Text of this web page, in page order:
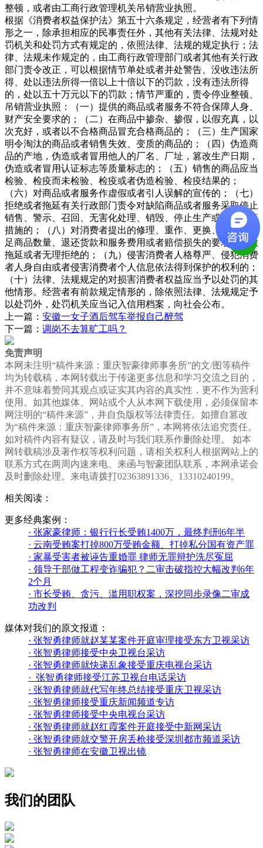
整顿，或者由工商行政管理机关吊销营业执照。
根据《消费者权益保护法》第五十六条规定，经营者有下列情
形之一，除承担相应的民事责任外，其他有关法律、法规对处
罚机关和处罚方式有规定的，依照法律、法规的规定执行；法
律、法规未作规定的，由工商行政管理部门或者其他有关行政
部门责令改正，可以根据情节单处或者并处警告、没收违法所
得、处以违法所得一倍以上十倍以下的罚款，没有违法所得
的，处以五十万元以下的罚款；情节严重的，责令停业整顿、
吊销营业执照：（一）提供的商品或者服务不符合保障人身、
财产安全要求的；（二）在商品中掺杂、掺假，以假充真，以
次充好，或者以不合格商品冒充合格商品的；（三）生产国家
明令淘汰的商品或者销售失效、变质的商品的；（四）伪造商
品的产地，伪造或者冒用他人的厂名、厂址，篡改生产日期，
伪造或者冒用认证标志等质量标志的；（五）销售的商品应当
检验、检疫而未检验、检疫或者伪造检验、检疫结果的；
（六）对商品或者服务作虚假或者引人误解的宣传的；（七）
拒绝或者拖延有关行政部门责令对缺陷商品或者服务采取停止
销售、警示、召回、无害化处理、销毁、停止生产或者服务等
措施的；（八）对消费者提出的修理、重作、更换、退货、补
足商品数量、退还货款和服务费用或者赔偿损失的要求，故意
拖延或者无理拒绝的；（九）侵害消费者人格尊严、侵犯消费
者人身自由或者侵害消费者个人信息依法得到保护的权利的；
（十）法律、法规规定的对损害消费者权益应当予以处罚的其
他情形。经营者有前款规定情形的，除依照法律、法规规定予
以处罚外，处罚机关应当记入信用档案，向社会公布。
上一篇： 安徽一女子酒后驾车举报自己醉驾
下一篇： 调岗不去算旷工吗？
免责声明
本网未注明“稿件来源：重庆智豪律师事务所”的文/图等稿件
均为转载稿，本网转载出于传递更多信息和学习交流之目的，
并不意味着赞同其观点或证实其内容的真实性，更不作为营利
使用。如其他媒体、网站或个人从本网下载使用，必须保留本
网注明的“稿件来源”，并自负版权等法律责任。如擅自篡改
为“稿件来源：重庆智豪律师事务所”，本网将依法追究责任。
如对稿件内容有疑议，请及时与我们联系作删除处理。 如本
网转载稿涉及著作权等权利问题，请相关权利人根据网站上的
联系方式在两周内速来电、来函与智豪团队联系，本网承诺会
及时删除处理。来电请拨打02363891336、13310240199。
相关阅读：
更多经典案例：
· 张家豪律师：银行行长受贿1400万，最终判刑6年半
· 云南受贿案打掉800万受贿金额、打掉私分国有资产罪
· 家暴受害者被诬告重婚罪 律师无罪辩护洗尽冤屈
· 领导干部做工程变诈骗犯？二审击破指控大幅改判6年
2个月
· 市长受贿、贪污、滥用职权案，深挖同步录像二审成
功改判
媒体对我们的原文报道：
· 张智勇律师就赵某某案件开庭审理接受东方卫视采访
· 张智勇律师接受中央卫视台采访
· 张智勇律师就快递乱象接受重庆电视台采访
· 张智勇律师接受江苏卫视台电话采访
· 张智勇律师就代写年终总结接受重庆卫视采访
· 张智勇律师接受重庆新闻频道专访
· 张智勇律师接受中央电视台采访
· 张智勇律师就赵红霞案件开庭接受中新网采访
· 张智勇律师就交警开房丢枪接受深圳都市频道采访
· 张智勇律师在安徽卫视出镜
我们的团队